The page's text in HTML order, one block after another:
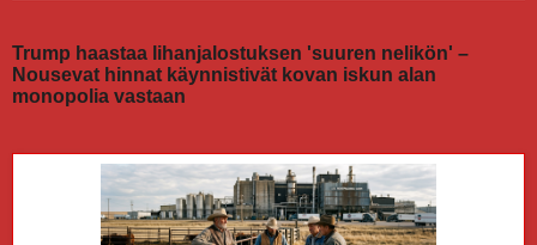
Trump haastaa lihanjalostuksen 'suuren nelikön' –
Nousevat hinnat käynnistivät kovan iskun alan
monopolia vastaan